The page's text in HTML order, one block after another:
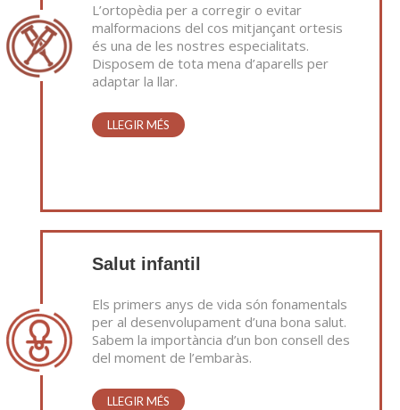
L’ortopèdia per a corregir o evitar
malformacions del cos mitjançant ortesis
és una de les nostres especialitats.
Disposem de tota mena d’aparells per
adaptar la llar.
LLEGIR MÉS
Salut infantil
Els primers anys de vida són fonamentals
per al desenvolupament d’una bona salut.
Sabem la importància d’un bon consell des
del moment de l’embaràs.
LLEGIR MÉS